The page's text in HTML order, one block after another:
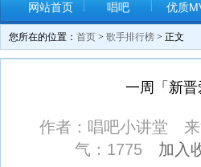
网站首页 唱吧 优质
您所在的位置： 首页 > 歌手排行榜 > 正文
一周「新
作者：唱吧小讲堂
气： 1775 加入